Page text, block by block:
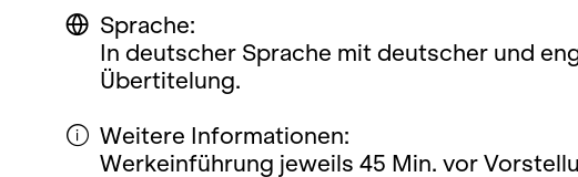
Sprache:
In deutscher Sprache mit deutscher und
Übertitelung.
Weitere Informationen:
Werkeinführung jeweils 45 Min. vor